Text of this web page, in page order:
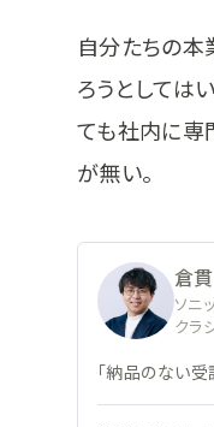
自分たちの本
ろうとしては
ても社内に専
が無い。
倉
ソニ
クラ
「納品のない